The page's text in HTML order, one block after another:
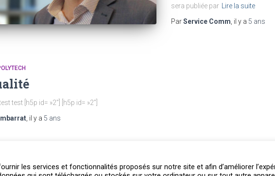
sera publiée par Lire la suite
ParService Comm, il y a 5 ans
test [h5p id= »2″] [h5p id= »2″]
, il y a 5 ans
les services et fonctionnalités proposés sur notre site et afin d’améliorer